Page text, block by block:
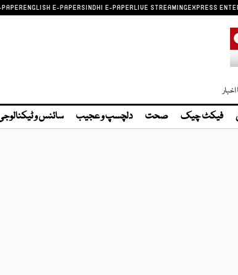
ENGLISH E-PAPERSINDHI E-PAPERLIVE STREAMINGEXPRESS
فیکٹ چیک صحت دلچسپ و عجیب سائنس و